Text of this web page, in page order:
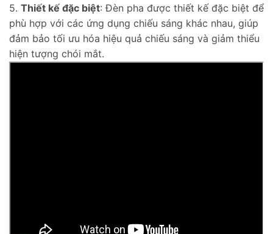
5. Thiết kế đặc biệt: Đèn pha được thiết kế đặc biệt để
phù hợp với các ứng dụng chiếu sáng khác nhau, giúp
đảm bảo tối ưu hóa hiệu quả chiếu sáng và giảm thiểu
hiện tượng chói mắt.